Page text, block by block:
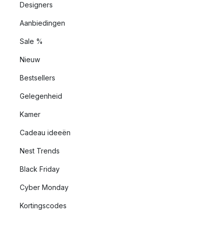
Designers
Aanbiedingen
Sale %
Nieuw
Bestsellers
Gelegenheid
Kamer
Cadeau ideeën
Nest Trends
Black Friday
Cyber Monday
Kortingscodes